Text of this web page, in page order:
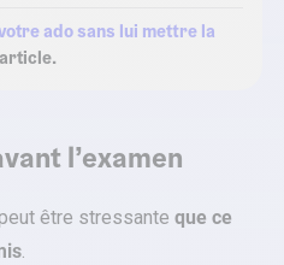
ado sans lui mettre la
l’examen
être stressante que ce
.